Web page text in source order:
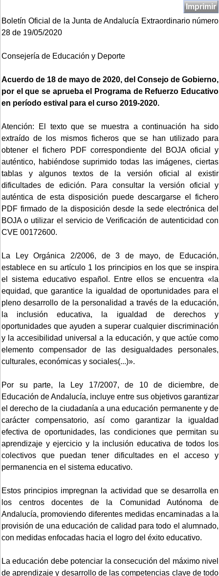
Imprimir
Boletín Oficial de la Junta de Andalucía Extraordinario número
28 de 19/05/2020
Consejería de Educación y Deporte
Acuerdo de 18 de mayo de 2020, del Consejo de Gobierno,
por el que se aprueba el Programa de Refuerzo Educativo
en período estival para el curso 2019-2020.
Atención: El texto que se muestra a continuación ha sido
extraído de los mismos ficheros que se han utilizado para
obtener el fichero PDF correspondiente del BOJA oficial y
auténtico, habiéndose suprimido todas las imágenes, ciertas
tablas y algunos textos de la versión oficial al existir
dificultades de edición. Para consultar la versión oficial y
auténtica de esta disposición puede descargarse el fichero
PDF firmado de la disposición desde la sede electrónica del
BOJA o utilizar el servicio de Verificación de autenticidad con
CVE 00172600.
La Ley Orgánica 2/2006, de 3 de mayo, de Educación,
establece en su artículo 1 los principios en los que se inspira
el sistema educativo español. Entre ellos se encuentra «la
equidad, que garantice la igualdad de oportunidades para el
pleno desarrollo de la personalidad a través de la educación,
la inclusión educativa, la igualdad de derechos y
oportunidades que ayuden a superar cualquier discriminación
y la accesibilidad universal a la educación, y que actúe como
elemento compensador de las desigualdades personales,
culturales, económicas y sociales(...)».
Por su parte, la Ley 17/2007, de 10 de diciembre, de
Educación de Andalucía, incluye entre sus objetivos garantizar
el derecho de la ciudadanía a una educación permanente y de
carácter compensatorio, así como garantizar la igualdad
efectiva de oportunidades, las condiciones que permitan su
aprendizaje y ejercicio y la inclusión educativa de todos los
colectivos que puedan tener dificultades en el acceso y
permanencia en el sistema educativo.
Estos principios impregnan la actividad que se desarrolla en
los centros docentes de la Comunidad Autónoma de
Andalucía, promoviendo diferentes medidas encaminadas a la
provisión de una educación de calidad para todo el alumnado,
con medidas enfocadas hacia el logro del éxito educativo.
La educación debe potenciar la consecución del máximo nivel
de aprendizaje y desarrollo de las competencias clave de todo